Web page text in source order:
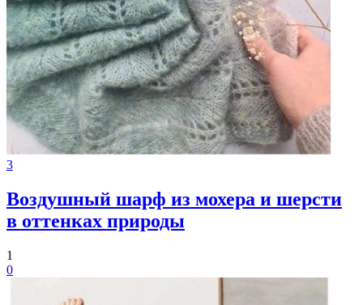
3
Воздушный шарф из мохера и шерсти
в оттенках природы
1
0